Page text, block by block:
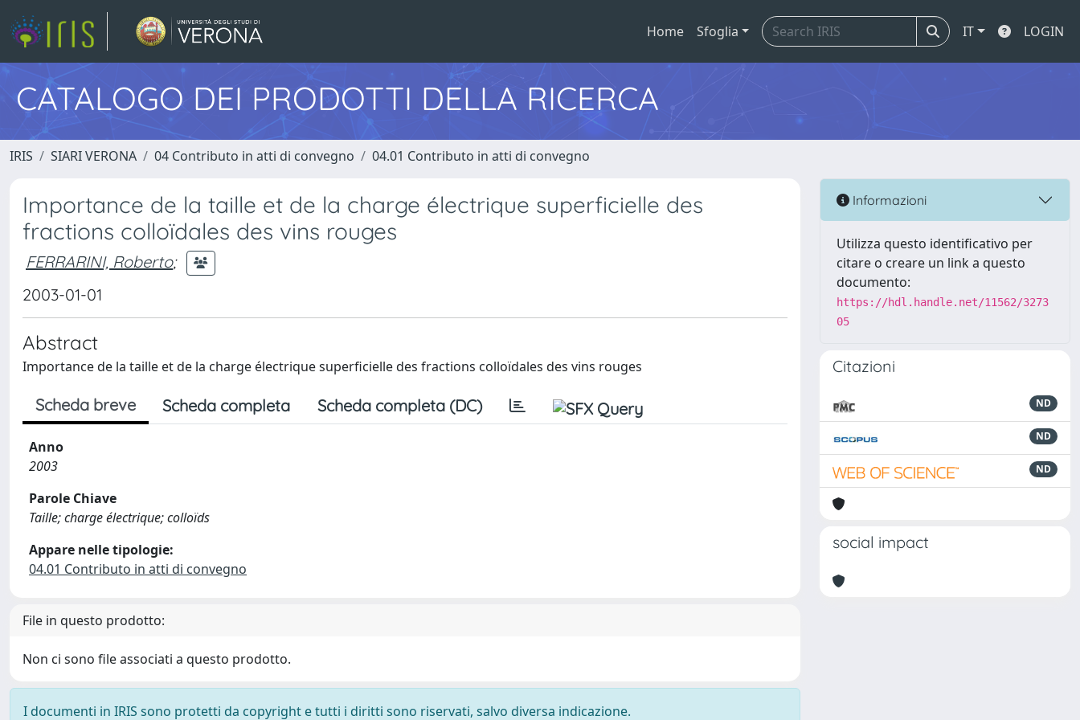
Home Sfoglia IT LOGIN
CATALOGO DEI PRODOTTI DELLA RICERCA
IRIS SIARI VERONA 04 Contributo in atti di convegno 04.01 Contributo in atti di convegno
Importance de la taille et de la charge électrique superficielle des
fractions colloïdales des vins rouges
FERRARINI, Roberto;
2003-01-01
Abstract
Importance de la taille et de la charge électrique superficielle des fractions colloïdales des vins rouges
Scheda breve Scheda completa Scheda completa (DC)
Anno
2003
Parole Chiave
Taille; charge électrique; colloïds
Appare nelle tipologie:
04.01 Contributo in atti di convegno
File in questo prodotto:
Non ci sono file associati a questo prodotto.
I documenti in IRIS sono protetti da copyright e tutti i diritti sono riservati, salvo diversa indicazione.
Informazioni
Utilizza questo identificativo per
citare o creare un link a questo
documento:
https://hdl.handle.net/11562/3273
05
Citazioni
ND
ND
ND
social impact